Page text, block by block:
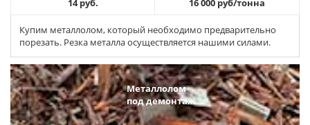
14 руб. 16 000 руб/тонна
Купим металлолом, который необходимо предварительно
порезать. Резка металла осуществляется нашими силами.
Металлолом
под демонтаж